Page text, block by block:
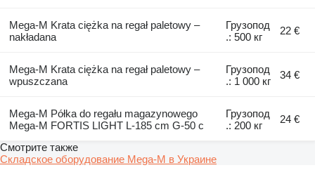
Mega-M Krata ciężka na regał paletowy –
nakładana
Грузопод
.: 500 кг
22 €
Mega-M Krata ciężka na regał paletowy –
wpuszczana
Грузопод
.: 1 000 кг
34 €
Mega-M Półka do regału magazynowego
Mega-M FORTIS LIGHT L-185 cm G-50 c
Грузопод
.: 200 кг
24 €
Смотрите также
Складское оборудование Mega-M в Украине